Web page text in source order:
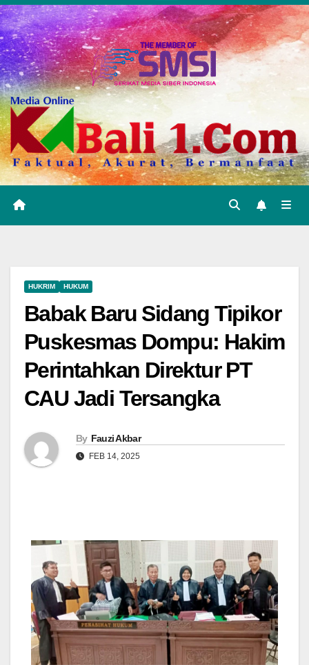
HUKRIM HUKUM
Babak Baru Sidang Tipikor
Puskesmas Dompu: Hakim
Perintahkan Direktur PT
CAU Jadi Tersangka
By Fauzi Akbar
FEB 14, 2025